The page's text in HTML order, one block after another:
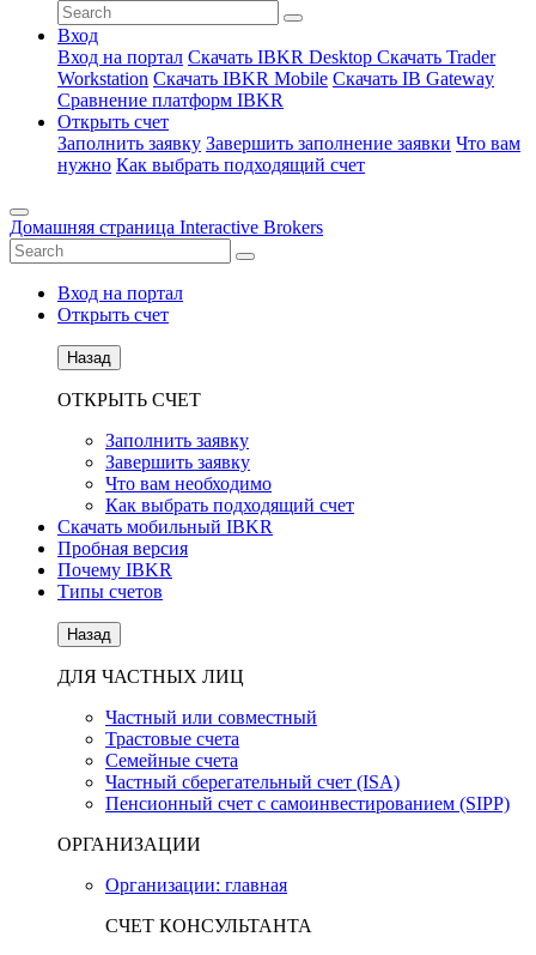
Вход
Вход на портал Скачать IBKR Desktop Скачать Trader
Workstation Скачать IBKR Mobile Скачать IB Gateway
Сравнение платформ IBKR
Открыть счет
Заполнить заявку Завершить заполнение заявки Что вам
нужно Как выбрать подходящий счет
Домашняя страница Interactive Brokers
Вход на портал
Открыть счет
Назад
ОТКРЫТЬ СЧЕТ
Заполнить заявку
Завершить заявку
Что вам необходимо
Как выбрать подходящий счет
Скачать мобильный IBKR
Пробная версия
Почему IBKR
Типы счетов
Назад
ДЛЯ ЧАСТНЫХ ЛИЦ
Частный или совместный
Трастовые счета
Семейные счета
Частный сберегательный счет (ISA)
Пенсионный счет с самоинвестированием (SIPP)
ОРГАНИЗАЦИИ
Организации: главная
СЧЕТ КОНСУЛЬТАНТА